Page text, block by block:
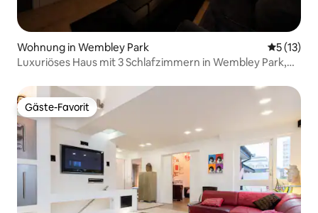
Wohnung in Wembley Park
5 (13)
Luxuriöses Haus mit 3 Schlafzimmern in Wembley Park,
Gäste-Favorit
Gäste-Favorit